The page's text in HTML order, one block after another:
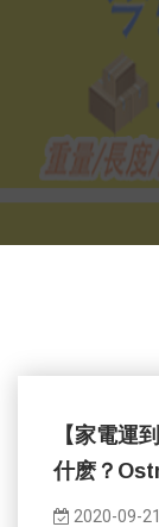
【家電運
什麽？
2020-09-21